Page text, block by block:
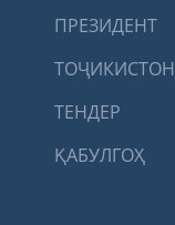
ПРЕЗИДЕНТ
ТОҶИКИСТОН
ТЕНДЕР
ҚАБУЛГОҲ